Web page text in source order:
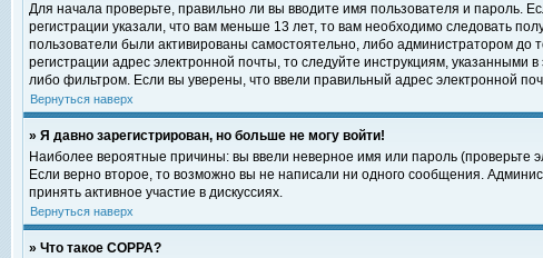
Для начала проверьте, правильно ли вы вводите имя пользователя и пароль.
регистрации указали, что вам меньше 13 лет, то вам необходимо следовать
пользователи были активированы самостоятельно, либо администратором
регистрации адрес электронной почты, то следуйте инструкциям,
либо фильтром. Если вы уверены, что ввели правильный адрес электронной
Вернуться наверх
» Я давно зарегистрирован, но больше не могу войти!
Наиболее вероятные причины: вы ввели неверное имя или пароль (проверьте
Если верно второе, то возможно вы не написали ни одного сообщения.
принять активное участие в дискуссиях.
Вернуться наверх
» Что такое COPPA?